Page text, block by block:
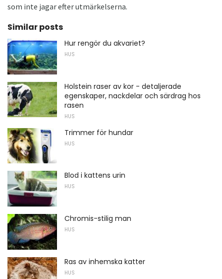
som inte jagar efter utmärkelserna.
Similar posts
Hur rengör du akvariet?
HUS
Holstein raser av kor - detaljerade
egenskaper, nackdelar och särdrag hos
rasen
HUS
Trimmer för hundar
HUS
Blod i kattens urin
HUS
Chromis-stilig man
HUS
Ras av inhemska katter
HUS